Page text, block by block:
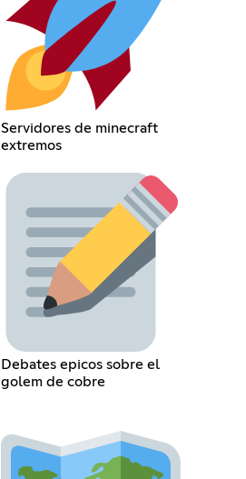
Servidores de minecraft
extremos
Debates epicos sobre el
golem de cobre